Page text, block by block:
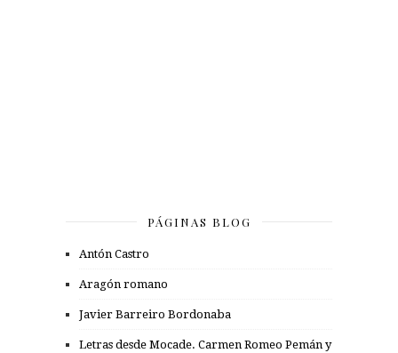
PÁGINAS BLOG
Antón Castro
Aragón romano
Javier Barreiro Bordonaba
Letras desde Mocade. Carmen Romeo Pemán y